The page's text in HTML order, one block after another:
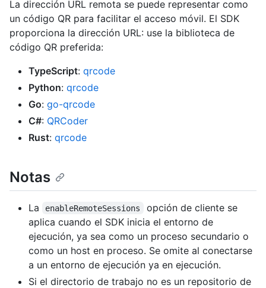
La dirección URL remota se puede representar como
un código QR para facilitar el acceso móvil. El SDK
proporciona la dirección URL: use la biblioteca de
código QR preferida:
TypeScript: qrcode
Python: qrcode
Go: go-qrcode
C#: QRCoder
Rust: qrcode
Notas
La enableRemoteSessions
opción de cliente se
aplica cuando el SDK inicia el entorno de
ejecución, ya sea como un proceso secundario o
como un host en proceso. Se omite al conectarse
a un entorno de ejecución ya en ejecución.
Si el directorio de trabajo no es un repositorio de